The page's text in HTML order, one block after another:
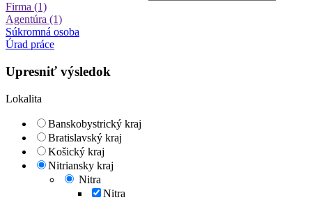
Firma (1)
Agentúra (1)
Súkromná osoba
Úrad práce
Upresniť výsledok
Lokalita
Banskobystrický kraj
Bratislavský kraj
Košický kraj
Nitriansky kraj
Nitra
Nitra